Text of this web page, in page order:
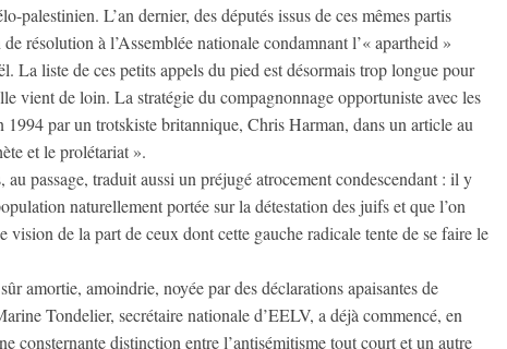
palestinien. L’an dernier, des députés issus de ces mêmes partis
résolution à l’Assemblée nationale condamnant l’« apartheid »
La liste de ces petits appels du pied est désormais trop longue pour
vient de loin. La stratégie du compagnonnage opportuniste avec les
1994 par un trotskiste britannique, Chris Harman, dans un article au
et le prolétariat ».
au passage, traduit aussi un préjugé atrocement condescendant : il y
naturellement portée sur la détestation des juifs et que l’on
vision de la part de ceux dont cette gauche radicale tente de se faire le
amortie, amoindrie, noyée par des déclarations apaisantes de
Tondelier, secrétaire nationale d’EELV, a déjà commencé, en
consternante distinction entre l’antisémitisme tout court et un autre